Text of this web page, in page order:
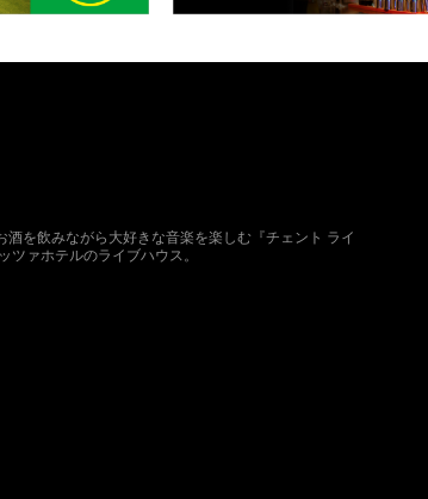
を飲みながら大好きな音楽を楽しむ『チェント ライ
ツァホテルのライブハウス。